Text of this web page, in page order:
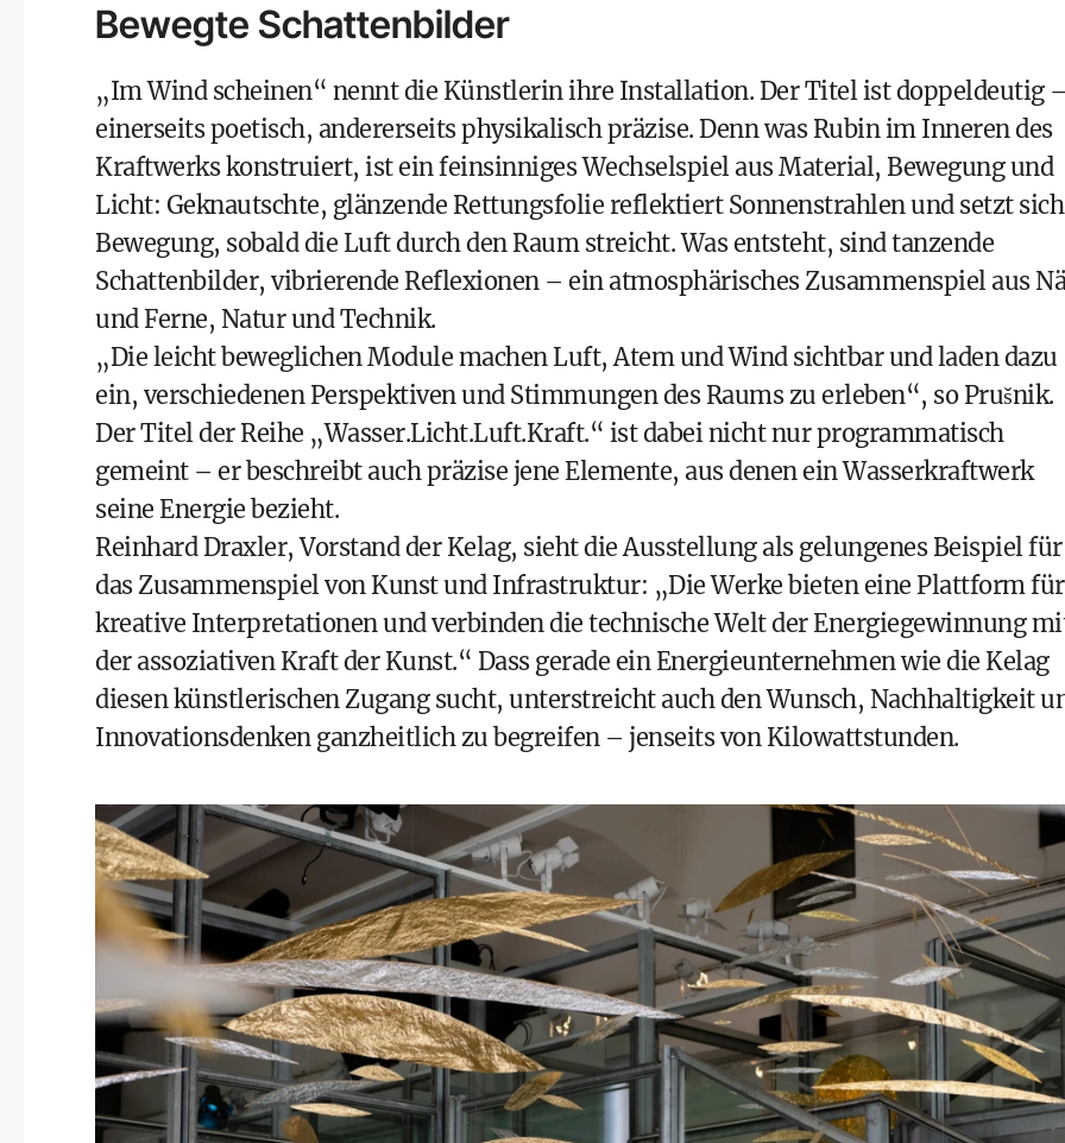
Bewegte Schattenbilder
„Im Wind scheinen“ nennt die Künstlerin ihre Installation. Der Titel ist doppeldeutig
einerseits poetisch, andererseits physikalisch präzise. Denn was Rubin im Inneren des
Kraftwerks konstruiert, ist ein feinsinniges Wechselspiel aus Material, Bewegung und
Licht: Geknautschte, glänzende Rettungsfolie reflektiert Sonnenstrahlen und setzt
Bewegung, sobald die Luft durch den Raum streicht. Was entsteht, sind tanzende
Schattenbilder, vibrierende Reflexionen – ein atmosphärisches Zusammenspiel aus
und Ferne, Natur und Technik.
„Die leicht beweglichen Module machen Luft, Atem und Wind sichtbar und laden dazu
ein, verschiedenen Perspektiven und Stimmungen des Raums zu erleben“, so Prušnik.
Der Titel der Reihe „Wasser.Licht.Luft.Kraft.“ ist dabei nicht nur programmatisch
gemeint – er beschreibt auch präzise jene Elemente, aus denen ein Wasserkraftwerk
seine Energie bezieht.
Reinhard Draxler, Vorstand der Kelag, sieht die Ausstellung als gelungenes Beispiel für
das Zusammenspiel von Kunst und Infrastruktur: „Die Werke bieten eine Plattform für
kreative Interpretationen und verbinden die technische Welt der Energiegewinnung
der assoziativen Kraft der Kunst.“ Dass gerade ein Energieunternehmen wie die Kelag
diesen künstlerischen Zugang sucht, unterstreicht auch den Wunsch, Nachhaltigkeit
Innovationsdenken ganzheitlich zu begreifen – jenseits von Kilowattstunden.